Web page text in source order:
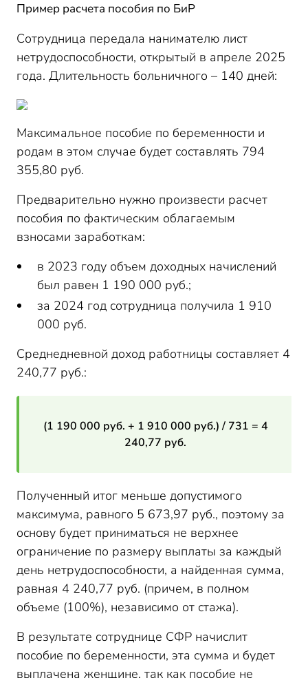
Пример расчета пособия по БиР
Сотрудница передала нанимателю лист
нетрудоспособности, открытый в апреле 2025
года. Длительность больничного – 140 дней:
Максимальное пособие по беременности и
родам в этом случае будет составлять 794
355,80 руб.
Предварительно нужно произвести расчет
пособия по фактическим облагаемым
взносами заработкам:
в 2023 году объем доходных начислений
был равен 1 190 000 руб.;
за 2024 год сотрудница получила 1 910
000 руб.
Среднедневной доход работницы составляет 4
240,77 руб.:
(1 190 000 руб. + 1 910 000 руб.) / 731 = 4
240,77 руб.
Полученный итог меньше допустимого
максимума, равного 5 673,97 руб., поэтому за
основу будет приниматься не верхнее
ограничение по размеру выплаты за каждый
день нетрудоспособности, а найденная сумма,
равная 4 240,77 руб. (причем, в полном
объеме (100%), независимо от стажа).
В результате сотруднице СФР начислит
пособие по беременности, эта сумма и будет
выплачена женщине, так как пособие не